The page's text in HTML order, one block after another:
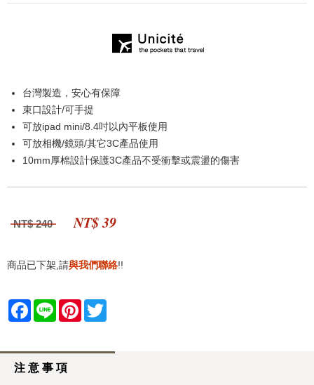
台灣製造，安心有保障
束口設計/可手提
可放ipad mini/8.4吋以內平板使用
可放相機/鏡頭/其它3C產品使用
10mm厚棉設計保護3C產品不受衝擊或震盪的傷害
NT$ 240 NT$ 39
商品已下架,請與我們聯絡!!
Facebook
Line Pinterest
注 意 事 項